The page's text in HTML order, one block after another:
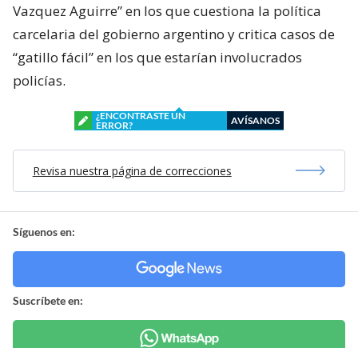
Vazquez Aguirre” en los que cuestiona la política
carcelaria del gobierno argentino y critica casos de
“gatillo fácil” en los que estarían involucrados
policías.
¿ENCONTRASTE UN
ERROR?
AVÍSANOS
Revisa nuestra página de correcciones
Síguenos en:
Suscríbete en: